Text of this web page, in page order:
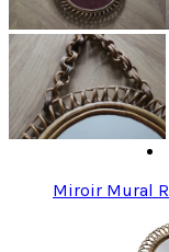
Miroir Mural